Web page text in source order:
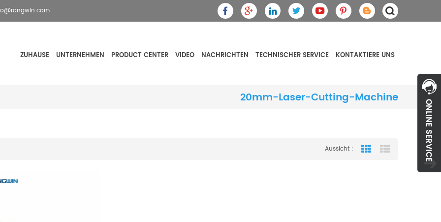
ZUHAUSE UNTERNEHMEN PRODUCT CENTER VIDEO NACHRICHTEN TECHNISCHER SERVICE KONTAKTIERE UNS
20mm-Laser-Cutting-Machine
Aussicht : Grid View